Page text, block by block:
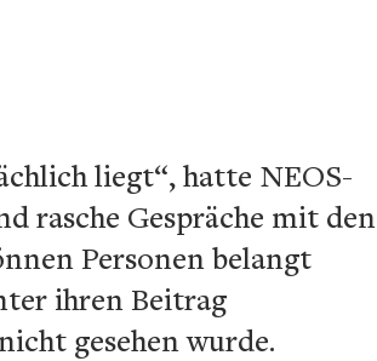
liegt“, hatte NEOS-
rasche Gespräche mit den
Personen belangt
ihren Beitrag
gesehen wurde.